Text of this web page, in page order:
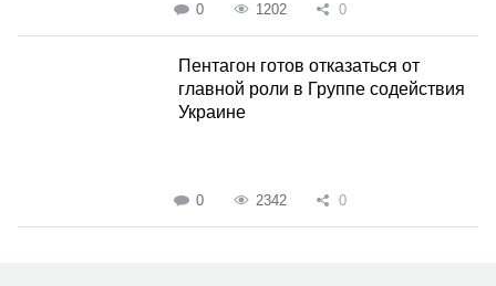
0 1202 0
Пентагон готов отказаться от
главной роли в Группе содействия
Украине
0 2342 0